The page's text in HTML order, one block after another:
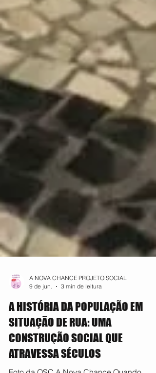
A NOVA CHANCE PROJETO SOCIAL
9 de jun.
3 min de leitura
A HISTÓRIA DA POPULAÇÃO EM
SITUAÇÃO DE RUA: UMA
CONSTRUÇÃO SOCIAL QUE